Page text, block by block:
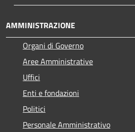
AMMINISTRAZIONE
Organi di Governo
Aree Amministrative
Uffici
Enti e fondazioni
Politici
Personale Amministrativo